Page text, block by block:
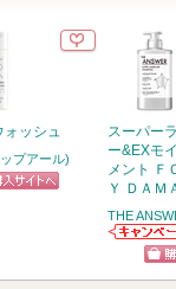
ォッシュ
プアール)
スーパー
ー&EXモ
メント Ｆ
Ｙ ＤＡＭ
THE
THE
らのお知
ありますシ